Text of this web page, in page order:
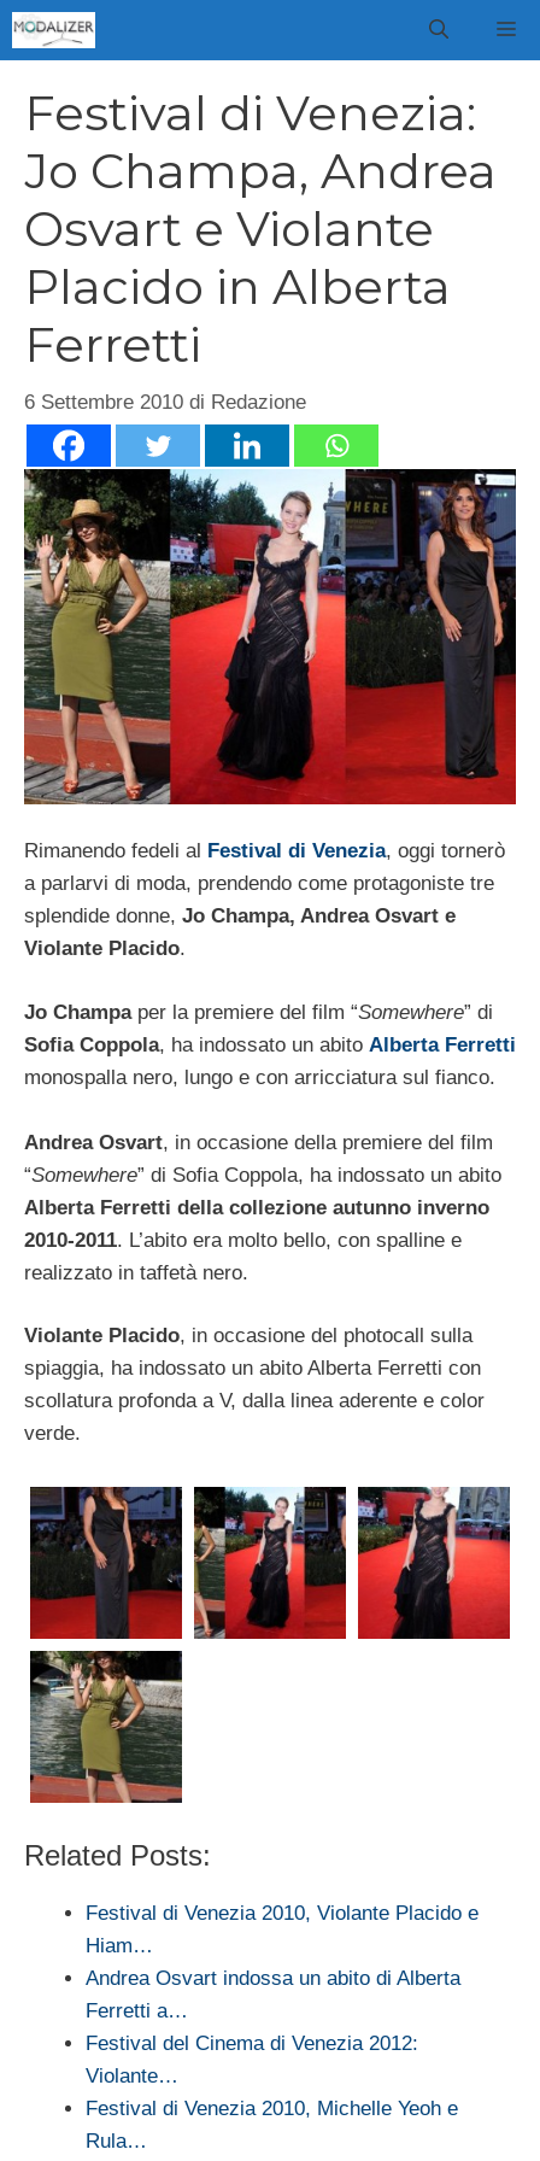
Vai
al
Festival di Venezia:
Jo Champa, Andrea
Osvart e Violante
Placido in Alberta
Ferretti
6 Settembre 2010 di Redazione
Rimanendo fedeli al Festival di Venezia, oggi tornerò
a parlarvi di moda, prendendo come protagoniste tre
splendide donne, Jo Champa, Andrea Osvart e
Violante Placido.
Jo Champaper la premiere del film “Somewhere” di
Sofia Coppola, ha indossato un abito Alberta Ferretti
monospalla nero, lungo e con arricciatura sul fianco.
Andrea Osvart, in occasione della premiere del film
“Somewhere” di Sofia Coppola, ha indossato un abito
Alberta Ferretti della collezione autunno inverno
2010-2011. L’abito era molto bello, con spalline e
realizzato in taffetà nero.
Violante Placido, in occasione del photocall sulla
spiaggia, ha indossato un abito Alberta Ferretti con
scollatura profonda a V, dalla linea aderente e color
verde.
Related Posts:
Festival di Venezia 2010, Violante Placido e
Hiam…
Andrea Osvart indossa un abito di Alberta
Ferretti a…
Festival del Cinema di Venezia 2012:
Violante…
Festival di Venezia 2010, Michelle Yeoh e
Rula…